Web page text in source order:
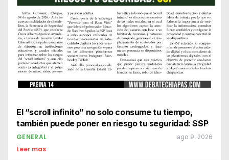
El “scroll infinito” no solo consume tu tiempo,
también puede poner en riesgo tu seguridad: SSP
GENERAL ago 9, 2026
Leer mas